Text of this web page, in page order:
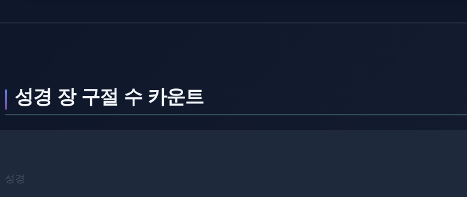
성경 장 구절 수 카운트
성경